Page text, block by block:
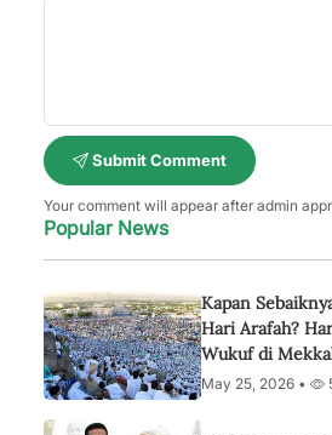
Submit Comment
Your comment will appear after admin
Popular News
Kapan
Hari Arafah?
Wukuf di
May 25, 2026 •